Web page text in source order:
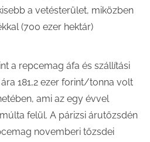
a vetésterület, miközben
(700 ezer hektár)
a repcemag áfa és szállítási
181,2 ezer forint/tonna volt
ami az egy évvel
felül. A párizsi árutőzsdén
novemberi tőzsdei